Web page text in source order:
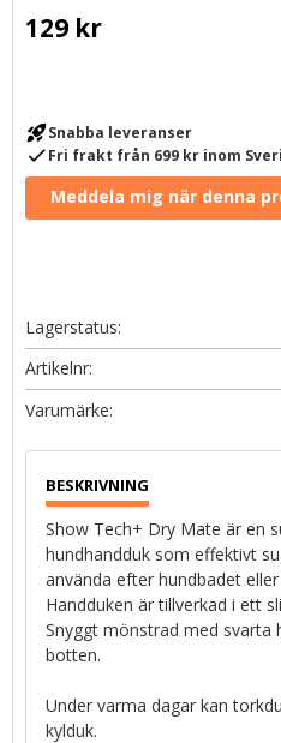
129kr
rocket_launchSnabba leveranser
checkFri frakt från 699 kr inom
Lagerstatus
Artikelnr
Show Tech+ Dry Mate är en
hundhandduk som effektivt
använda efter hundbadet
Handduken är tillverkad i ett
Snyggt mönstrad med svarta
botten.
Under varma dagar kan
kylduk.